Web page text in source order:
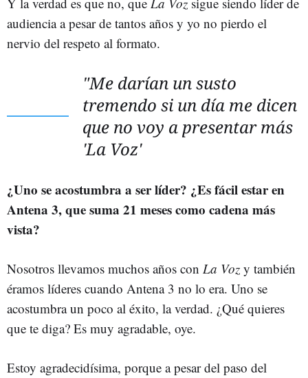
audiencia a pesar de tantos años y yo no pierdo el
nervio del respeto al formato.
"Me darían un susto
tremendo si un día me dicen
que no voy a presentar más
'La Voz'
¿Uno se acostumbra a ser líder? ¿Es fácil estar en
Antena 3, que suma 21 meses como cadena más
vista?
Nosotros llevamos muchos años con La Voz y también
éramos líderes cuando Antena 3 no lo era. Uno se
acostumbra un poco al éxito, la verdad. ¿Qué quieres
que te diga? Es muy agradable, oye.
Estoy agradecidísima, porque a pesar del paso del